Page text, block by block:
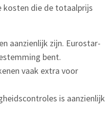
kosten die de totaalprijs
aanzienlijk zijn. Eurostar-
bent.
vaak extra voor
is aanzienlijk